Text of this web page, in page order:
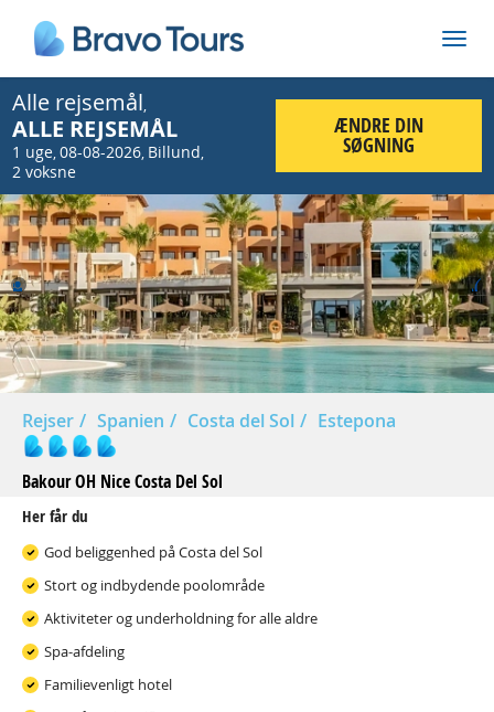
Alle rejsemål,
ALLE REJSEMÅL
1 uge,08-08-2026, Billund,
2 voksne
ÆNDRE DIN
SØGNING
Prev
Rejser Spanien Costa del Sol Estepona
Bakour OH Nice Costa Del Sol
Her får du
God beliggenhed på Costa del Sol
Stort og indbydende poolområde
Aktiviteter og underholdning for alle aldre
Spa-afdeling
Familievenligt hotel